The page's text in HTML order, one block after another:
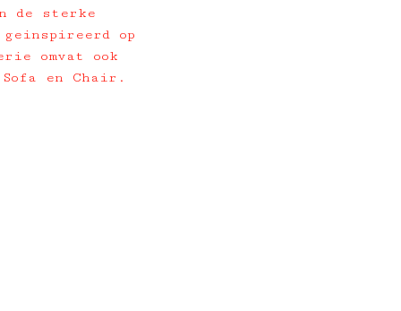
de sterke
op
omvat ook
en Chair.